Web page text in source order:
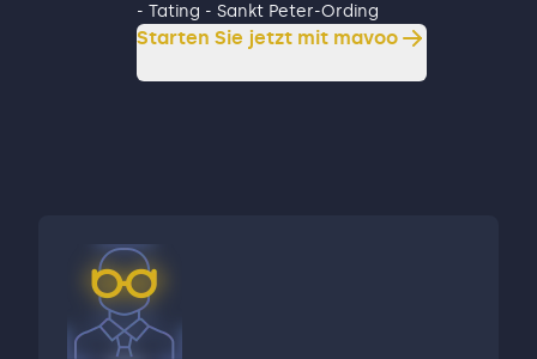
- Tating - Sankt Peter-Ording
Starten Sie jetzt mit mavoo